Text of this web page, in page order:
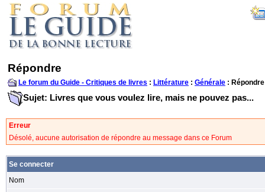
Répondre
Le forum du Guide - Critiques de livres : Littérature : Générale : Répondre
Sujet: Livres que vous voulez lire, mais ne pouvez pas...
Erreur
Désolé, aucune autorisation de répondre au message dans ce Forum
Se connecter
Nom